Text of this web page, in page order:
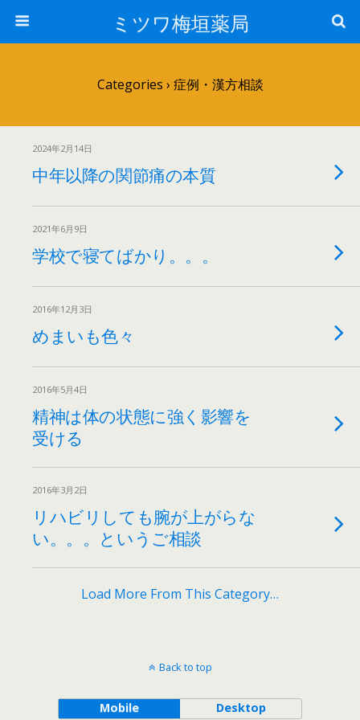
ミツワ梅垣薬局
Categories › 症例・漢方相談
2024年2月14日
中年以降の関節痛の本質
2021年6月9日
学校で寝てばかり。。。
2016年12月3日
めまいも色々
2016年5月4日
精神は体の状態に強く影響を
受ける
2016年3月2日
リハビリしても腕が上がらな
い。。。というご相談
Load More From This Category…
Back to top
Mobile Desktop